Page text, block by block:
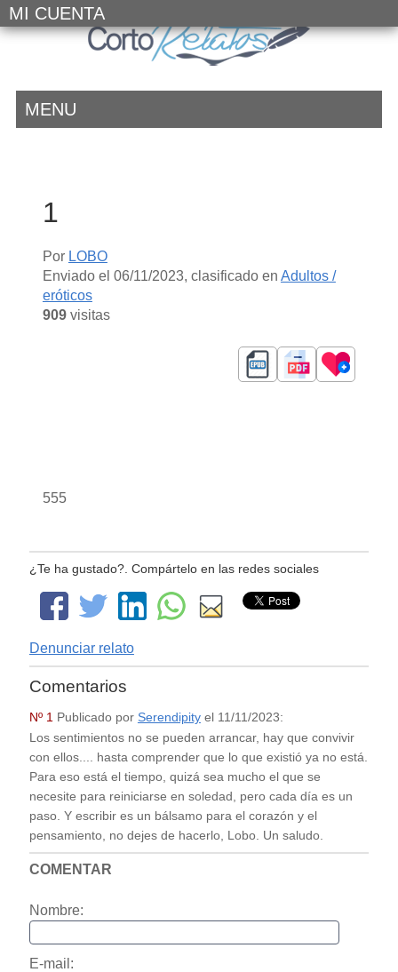
MI CUENTA
MENU
1
Por LOBO
Enviado el 06/11/2023, clasificado en Adultos /
eróticos
909visitas
555
¿Te ha gustado?. Compártelo en las redes sociales
Denunciar relato
Comentarios
Nº 1 Publicado por Serendipityel 11/11/2023:
Los sentimientos no se pueden arrancar, hay que convivir
con ellos.... hasta comprender que lo que existió ya no está.
Para eso está el tiempo, quizá sea mucho el que se
necesite para reiniciarse en soledad, pero cada día es un
paso. Y escribir es un bálsamo para el corazón y el
pensamiento, no dejes de hacerlo, Lobo. Un saludo.
COMENTAR
Nombre:
E-mail: